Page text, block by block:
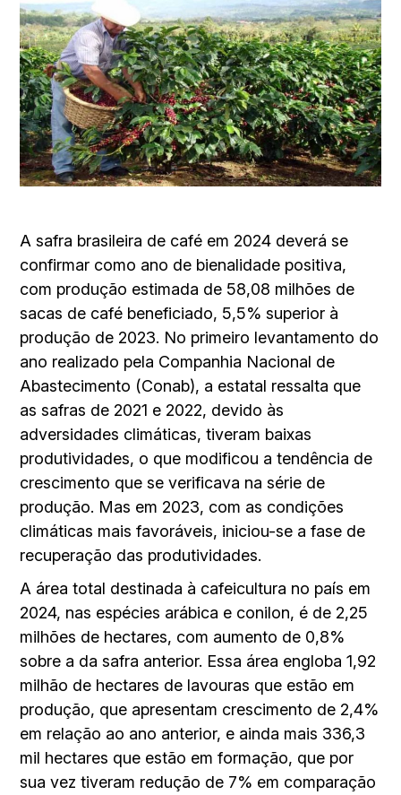
A safra brasileira de café em 2024 deverá se
confirmar como ano de bienalidade positiva,
com produção estimada de 58,08 milhões de
sacas de café beneficiado, 5,5% superior à
produção de 2023. No primeiro levantamento do
ano realizado pela Companhia Nacional de
Abastecimento (Conab), a estatal ressalta que
as safras de 2021 e 2022, devido às
adversidades climáticas, tiveram baixas
produtividades, o que modificou a tendência de
crescimento que se verificava na série de
produção. Mas em 2023, com as condições
climáticas mais favoráveis, iniciou-se a fase de
recuperação das produtividades.
A área total destinada à cafeicultura no país em
2024, nas espécies arábica e conilon, é de 2,25
milhões de hectares, com aumento de 0,8%
sobre a da safra anterior. Essa área engloba 1,92
milhão de hectares de lavouras que estão em
produção, que apresentam crescimento de 2,4%
em relação ao ano anterior, e ainda mais 336,3
mil hectares que estão em formação, que por
sua vez tiveram redução de 7% em comparação